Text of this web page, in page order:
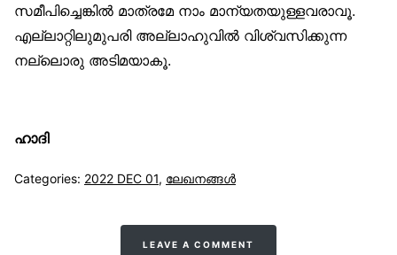
സമീപിച്ചെങ്കിൽ മാത്രമേ നാം മാന്യതയുള്ളവരാവൂ.
എല്ലാറ്റിലുമുപരി അല്ലാഹുവിൽ വിശ്വസിക്കുന്ന
നല്ലൊരു അടിമയാകൂ.
ഹാദി
Categories: 2022 DEC 01, ലേഖനങ്ങള്‍
LEAVE A COMMENT